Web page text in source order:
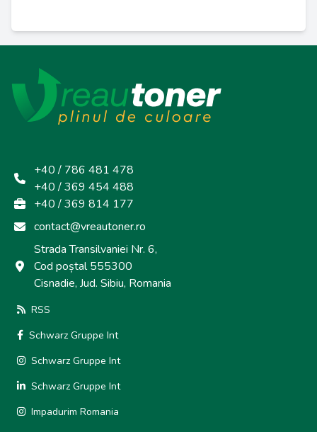
+40 / 786 481 478
+40 / 369 454 488
+40 / 369 814 177
contact@vreautoner.ro
Strada Transilvaniei Nr. 6,
Cod poștal 555300
Cisnadie, Jud. Sibiu, Romania
RSS
Schwarz Gruppe Int
Schwarz Gruppe Int
Schwarz Gruppe Int
Impadurim Romania